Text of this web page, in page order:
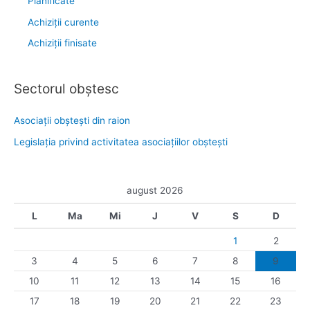
Achiziții curente
Achiziții finisate
Sectorul obştesc
Asociaţii obşteşti din raion
Legislaţia privind activitatea asociaţiilor obşteşti
august 2026
L Ma Mi J V S D
1
2
3
4 5 6 7 8
9
10
11 12 13 14 15
16
17
18 19 20 21 22 23